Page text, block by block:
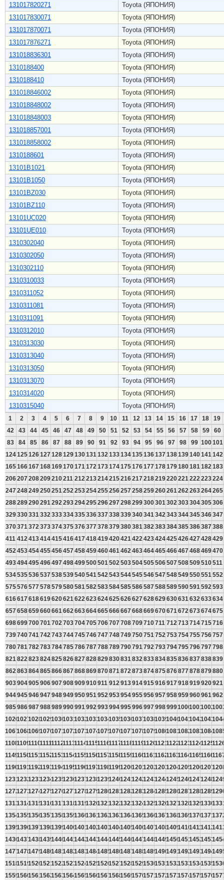
131017820271
Toyota (ЯПОНИЯ)
131017830071
Toyota (ЯПОНИЯ)
131017870071
Toyota (ЯПОНИЯ)
131017876271
Toyota (ЯПОНИЯ)
131018836301
Toyota (ЯПОНИЯ)
1310188400
Toyota (ЯПОНИЯ)
1310188410
Toyota (ЯПОНИЯ)
131018846002
Toyota (ЯПОНИЯ)
131018848002
Toyota (ЯПОНИЯ)
131018848003
Toyota (ЯПОНИЯ)
131018857001
Toyota (ЯПОНИЯ)
131018858002
Toyota (ЯПОНИЯ)
1310188601
Toyota (ЯПОНИЯ)
13101B1021
Toyota (ЯПОНИЯ)
13101B1050
Toyota (ЯПОНИЯ)
13101BZ030
Toyota (ЯПОНИЯ)
13101BZ110
Toyota (ЯПОНИЯ)
13101UC020
Toyota (ЯПОНИЯ)
13101UE010
Toyota (ЯПОНИЯ)
1310302040
Toyota (ЯПОНИЯ)
1310302050
Toyota (ЯПОНИЯ)
1310302110
Toyota (ЯПОНИЯ)
1310310033
Toyota (ЯПОНИЯ)
1310311052
Toyota (ЯПОНИЯ)
1310311081
Toyota (ЯПОНИЯ)
1310311091
Toyota (ЯПОНИЯ)
1310312010
Toyota (ЯПОНИЯ)
1310313030
Toyota (ЯПОНИЯ)
1310313040
Toyota (ЯПОНИЯ)
1310313050
Toyota (ЯПОНИЯ)
1310313070
Toyota (ЯПОНИЯ)
1310314020
Toyota (ЯПОНИЯ)
1310315040
Toyota (ЯПОНИЯ)
1 2 3 4 5 6 7 8 9 10 11 12 13 14 15 16 17 18
19
42
43 44 45 46 47 48 49 50 51 52 53 54 55 56 57 58 59
60
83
84 85 86 87 88 89 90 91 92 93 94 95 96 97 98 99 100101
124125126127128129130131 132 133134135136137138139140141 142
165166167168169170171 172 173174175176177178179180181 182 183
206207208209210211 212 213214215216217218219220221 222 223224
247248249250251 252 253254255256257258259260261 262 263264265
288289290291 292 293294295296297298299300301 302 303304305306
329330331 332 333334335336337338339340341 342 343344345346347
370371 372 373374375376377378379380381 382 383384385386387388
411 412 413414415416417418419420421 422 423424425426427428429
452 453454455456457458459460461 462 463464465466467468469470
493494495496497498499500501 502 503504505506507508509510511
534535536537538539540541 542 543544545546547548549550551 552
575576577578579580581 582 583584585586587588589590591 592 593
616617618619620621 622 623624625626627628629630631 632 633634
657658659660661 662 663664665666667668669670671 672 673674675
698699700701 702 703704705706707708709710711 712 713714715716
739740741 742 743744745746747748749750751 752 753754755756757
780781 782 783784785786787788789790791 792 793794795796797798
821 822 823824825826827828829830831 832 833834835836837838839
862 863864865866867868869870871 872 873874875876877878879880
903904905906907908909910911 912 913914915916917918919920921
944945946947948949950951 952 953954955956957958959960961 962
985986987988989990991 992 993994995996997998999100010011002
102610271028102910301031103210331034103510361037103810391040104110421043
106710681069107010711072107310741075107610771078107910801081108210831084
110811091110111111121113111411151116111711181119112011211122112311241125
114911501151115211531154115511561157115811591160116111621163116411651166
119011911192119311941195119611971198119912001201120212031204120512061207
123112321233123412351236123712381239124012411242124312441245124612471248
127212731274127512761277127812791280128112821283128412851286128712881289
131313141315131613171318131913201321132213231324132513261327132813291330
135413551356135713581359136013611362136313641365136613671368136913701371
139513961397139813991400140114021403140414051406140714081409141014111412
143614371438143914401441144214431444144514461447144814491450145114521453
147714781479148014811482148314841485148614871488148914901491149214931494
151815191520152115221523152415251526152715281529153015311532153315341535
155915601561156215631564156515661567156815691570157115721573157415751576